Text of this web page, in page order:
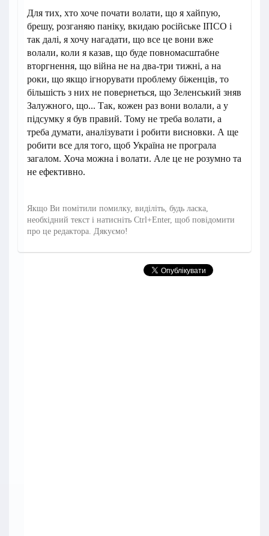
Для тих, хто хоче почати волати, що я хайпую,
брешу, розганяю паніку, вкидаю російське ІПСО і
так далі, я хочу нагадати, що все це вони вже
волали, коли я казав, що буде повномасштабне
вторгнення, що війна не на два-три тижні, а на
роки, що якщо ігнорувати проблему біженців, то
більшість з них не повернеться, що Зеленський зняв
Залужного, що... Так, кожен раз вони волали, а у
підсумку я був правий. Тому не треба волати, а
треба думати, аналізувати і робити висновки. А ще
робити все для того, щоб Україна не програла
загалом. Хоча можна і волати. Але це не розумно та
не ефективно.
Якщо Ви помітили помилку, виділіть, будь ласка,
необхідний текст і натисніть Ctrl+Enter, щоб повідомити
про це редактора. Дякуємо!